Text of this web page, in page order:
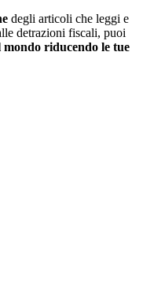
degli articoli che leggi e
detrazioni fiscali, puoi
riducendo le tue